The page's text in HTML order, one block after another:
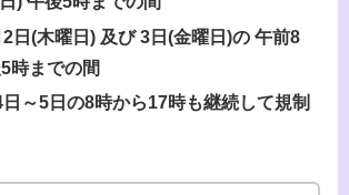
日(木曜日) 及び 3日(金曜日)の 午前8
時までの間
～5日の8時から17時も継続して規制